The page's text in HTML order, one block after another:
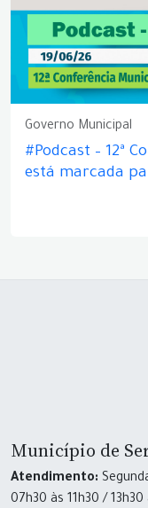
Governo Municipal
#Podcast – 12ª
está marcada
Município de
Atendimento:
07h30 às 11h30 / 13h30